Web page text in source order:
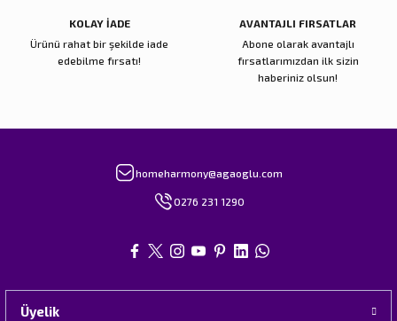
KOLAY İADE
Ürünü rahat bir şekilde iade
edebilme fırsatı!
AVANTAJLI FIRSATLAR
Abone olarak avantajlı
fırsatlarımızdan ilk sizin
haberiniz olsun!
homeharmony@agaoglu.com
0276 231 1290
Üyelik